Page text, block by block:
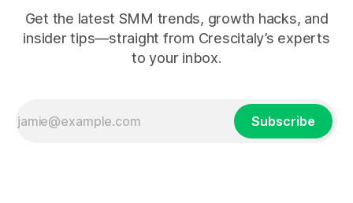
Get the latest SMM trends, growth hacks, and
insider tips—straight from Crescitaly’s experts
to your inbox.
Subscribe